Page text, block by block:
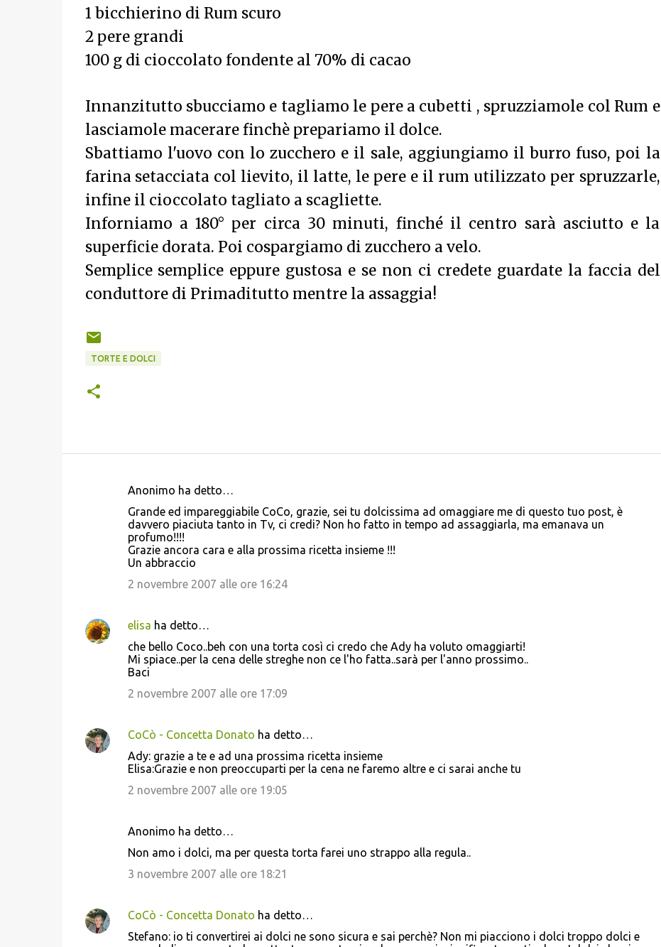
1 bicchierino di Rum scuro
2 pere grandi
100 g di cioccolato fondente al 70% di cacao
Innanzitutto sbucciamo e tagliamo le pere a cubetti , spruzziamole col Rum e
lasciamole macerare finchè prepariamo il dolce.
Sbattiamo l'uovo con lo zucchero e il sale, aggiungiamo il burro fuso, poi la
farina setacciata col lievito, il latte, le pere e il rum utilizzato per spruzzarle,
infine il cioccolato tagliato a scagliette.
Inforniamo a 180° per circa 30 minuti, finché il centro sarà asciutto e la
superficie dorata. Poi cospargiamo di zucchero a velo.
Semplice semplice eppure gustosa e se non ci credete guardate la faccia del
conduttore di Primaditutto mentre la assaggia!
TORTE E DOLCI
t
i
Anonimo ha detto…
Grande ed impareggiabile CoCo, grazie, sei tu dolcissima ad omaggiare me di questo tuo post, è
davvero piaciuta tanto in Tv, ci credi? Non ho fatto in tempo ad assaggiarla, ma emanava un
profumo!!!!
Grazie ancora cara e alla prossima ricetta insieme !!!
Un abbraccio
2 novembre 2007 alle ore 16:24
elisa ha detto…
che bello Coco..beh con una torta così ci credo che Ady ha voluto omaggiarti!
Mi spiace..per la cena delle streghe non ce l'ho fatta..sarà per l'anno prossimo..
Baci
2 novembre 2007 alle ore 17:09
CoCò - Concetta Donato ha detto…
Ady: grazie a te e ad una prossima ricetta insieme
Elisa:Grazie e non preoccuparti per la cena ne faremo altre e ci sarai anche tu
2 novembre 2007 alle ore 19:05
Anonimo ha detto…
Non amo i dolci, ma per questa torta farei uno strappo alla regula..
3 novembre 2007 alle ore 18:21
CoCò - Concetta Donato ha detto…
Stefano: io ti convertirei ai dolci ne sono sicura e sai perchè? Non mi piacciono i dolci troppo dolci e